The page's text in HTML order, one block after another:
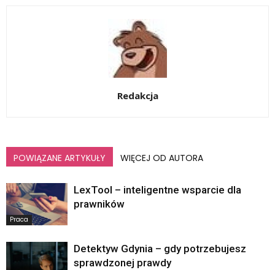
Redakcja
POWIĄZANE ARTYKUŁY WIĘCEJ OD AUTORA
Praca
LexTool – inteligentne wsparcie dla
prawników
Detektyw Gdynia – gdy potrzebujesz
sprawdzonej prawdy